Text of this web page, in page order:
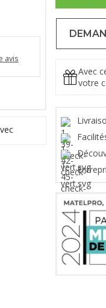
avis
Avec
votre